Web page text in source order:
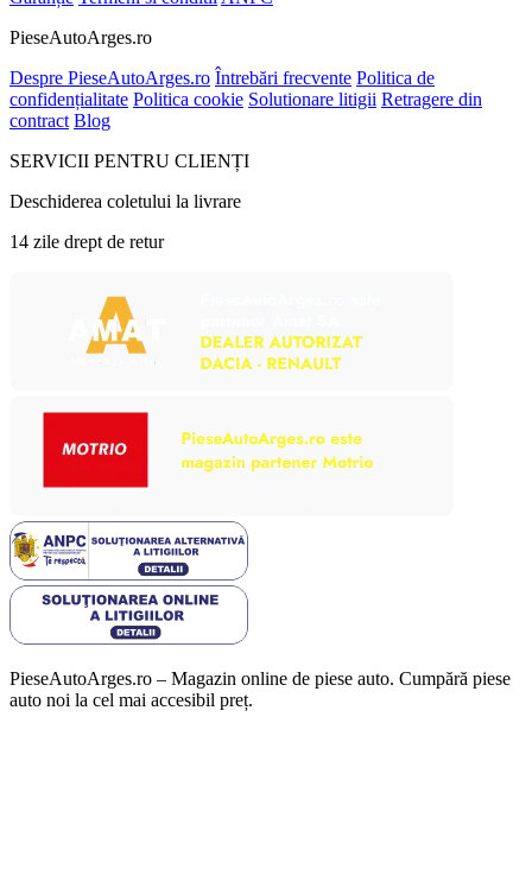
PieseAutoArges.ro
Despre PieseAutoArges.ro Întrebări frecvente Politica de
confidențialitate Politica cookie Solutionare litigii Retragere din
contract Blog
SERVICII PENTRU CLIENȚI
Deschiderea coletului la livrare
14 zile drept de retur
PieseAutoArges.ro – Magazin online de piese auto. Cumpără piese
auto noi la cel mai accesibil preț.